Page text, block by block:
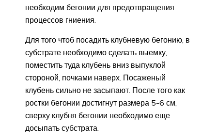
необходим бегонии для предотвращения
процессов гниения.
Для того чтоб посадить клубневую бегонию, в
субстрате необходимо сделать выемку,
поместить туда клубень вниз выпуклой
стороной, почками наверх. Посаженый
клубень сильно не засыпают. После того как
ростки бегонии достигнут размера 5-6 см,
сверху клубня бегонии необходимо еще
досыпать субстрата.